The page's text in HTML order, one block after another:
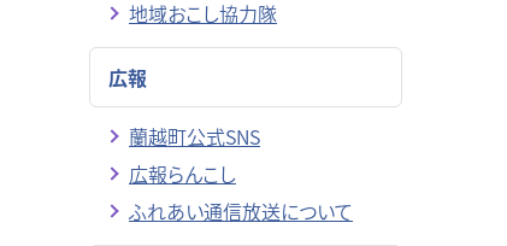
地域おこし協力隊
広報
蘭越町公式SNS
広報らんこし
ふれあい通信放送について